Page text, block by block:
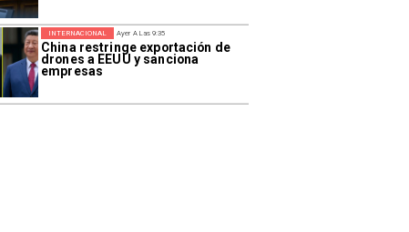
Ayer A Las 9:35
China restringe exportación de
drones a EEUU y sanciona
empresas
INTERNACIONAL